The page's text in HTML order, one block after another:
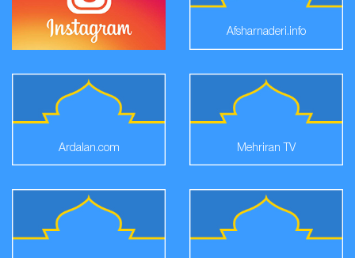
Afsharnaderi.info
Ardalan.com Mehriran TV